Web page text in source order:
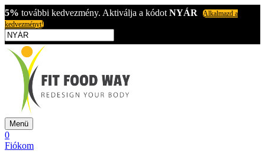
5% további kedvezmény. Aktiválja a kódot NYÁR
Alkalmazd a
kedvezményt!
Menü
0
Fiókom